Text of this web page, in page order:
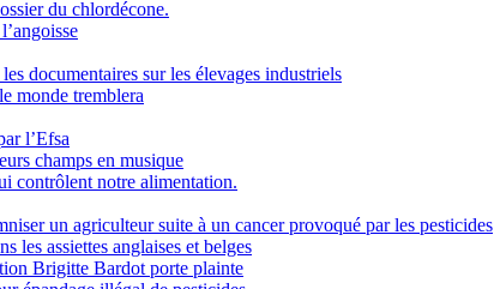
du chlordécone.
documentaires sur les élevages industriels
monde tremblera
l’Efsa
champs en musique
contrôlent notre alimentation.
un agriculteur suite à un cancer provoqué par les pesticides
les assiettes anglaises et belges
Brigitte Bardot porte plainte